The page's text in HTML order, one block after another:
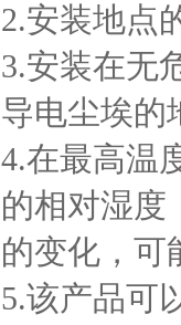
2.安装地点
3.安装在无
导电尘埃的
4.在最高温
的相对湿度
的变化，可
5.该产品可